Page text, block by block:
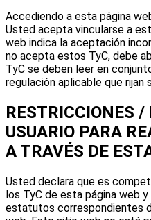
Accediendo a esta página
Usted acepta vincularse a
web indica la aceptación
no acepta estos TyC, debe
TyC se deben leer en
regulación aplicable que
RESTRICCIONES
USUARIO PARA
A TRAVÉS DE
Usted declara que es
los TyC de esta página web
estatutos correspondientes